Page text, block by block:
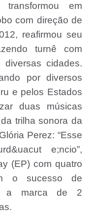
em
com direção de
reafirmou seu
turnê com
diversas cidades.
por diversos
e pelos Estados
duas músicas
trilha sonora da
Perez: “Esse
e;ncio”,
(EP) com quatro
o sucesso de
a marca de 2